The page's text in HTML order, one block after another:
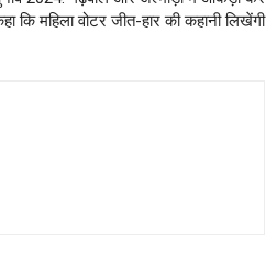
कि महिला वोटर जीत-हार की कहानी लिखेंगी